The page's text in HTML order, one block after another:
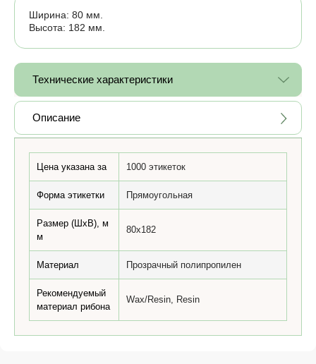
Ширина: 80 мм.
Высота: 182 мм.
Технические характеристики
Описание
Цена указана за 1000 этикеток
Форма этикетки Прямоугольная
Размер (ШхВ), м
м
80x182
Материал Прозрачный полипропилен
Рекомендуемый
материал рибона
Wax/Resin, Resin